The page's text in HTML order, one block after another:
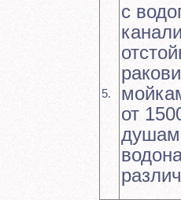
5.
с
от